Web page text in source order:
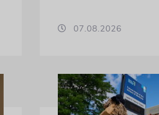
07.08.2026